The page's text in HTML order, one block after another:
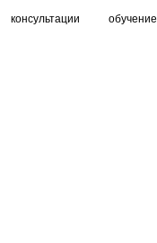
консультации обучение